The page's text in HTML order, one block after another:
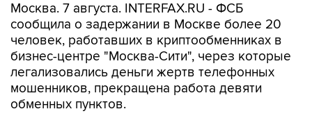
Москва. 7 августа. INTERFAX.RU - ФСБ
сообщила о задержании в Москве более 20
человек, работавших в криптообменниках в
бизнес-центре "Москва-Сити", через которые
легализовались деньги жертв телефонных
мошенников, прекращена работа девяти
обменных пунктов.